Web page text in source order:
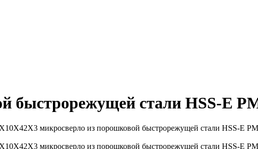
быстрорежущей стали HSS-E